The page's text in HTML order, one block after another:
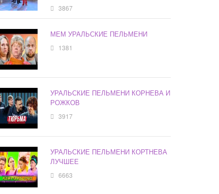
3867
МЕМ УРАЛЬСКИЕ ПЕЛЬМЕНИ
1381
УРАЛЬСКИЕ ПЕЛЬМЕНИ КОРНЕВА И
РОЖКОВ
3917
УРАЛЬСКИЕ ПЕЛЬМЕНИ КОРТНЕВА
ЛУЧШЕЕ
6663